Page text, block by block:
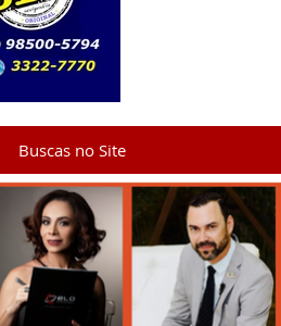
Buscas no Site